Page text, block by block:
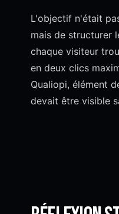
L'objectif n'était
mais de structurer
chaque visiteur
en deux clics
Qualiopi, élément
devait être visible